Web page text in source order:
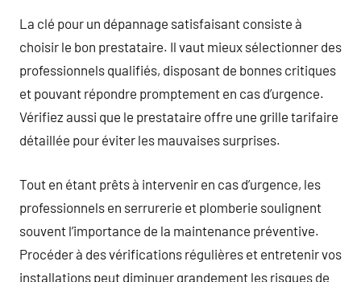
La clé pour un dépannage satisfaisant consiste à
choisir le bon prestataire. Il vaut mieux sélectionner des
professionnels qualifiés, disposant de bonnes critiques
et pouvant répondre promptement en cas d’urgence.
Vérifiez aussi que le prestataire offre une grille tarifaire
détaillée pour éviter les mauvaises surprises.
Tout en étant prêts à intervenir en cas d’urgence, les
professionnels en serrurerie et plomberie soulignent
souvent l’importance de la maintenance préventive.
Procéder à des vérifications régulières et entretenir vos
installations peut diminuer grandement les risques de